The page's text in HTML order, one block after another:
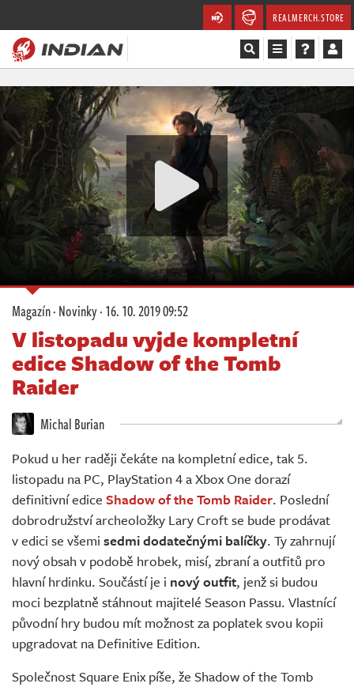
REALMERCH.STORE
Magazín
Recenze
Videa
Soutěže
Databáze
Komunita
Redakce
Živě
Magazín·Novinky·16. 10. 2019 09:52
V listopadu vyjde kompletní
edice Shadow of the Tomb
Raider
Michal Burian
Pokud u her raději čekáte na kompletní edice, tak 5.
listopadu na PC, PlayStation 4 a Xbox One dorazí
definitivní edice Shadow of the Tomb Raider. Poslední
dobrodružství archeoložky Lary Croft se bude prodávat
v edici se všemi sedmi dodatečnými balíčky. Ty zahrnují
nový obsah v podobě hrobek, misí, zbraní a outfitů pro
hlavní hrdinku. Součástí je i nový outfit, jenž si budou
moci bezplatně stáhnout majitelé Season Passu. Vlastnící
původní hry budou mít možnost za poplatek svou kopii
upgradovat na Definitive Edition.
Společnost Square Enix píše, že Shadow of the Tomb